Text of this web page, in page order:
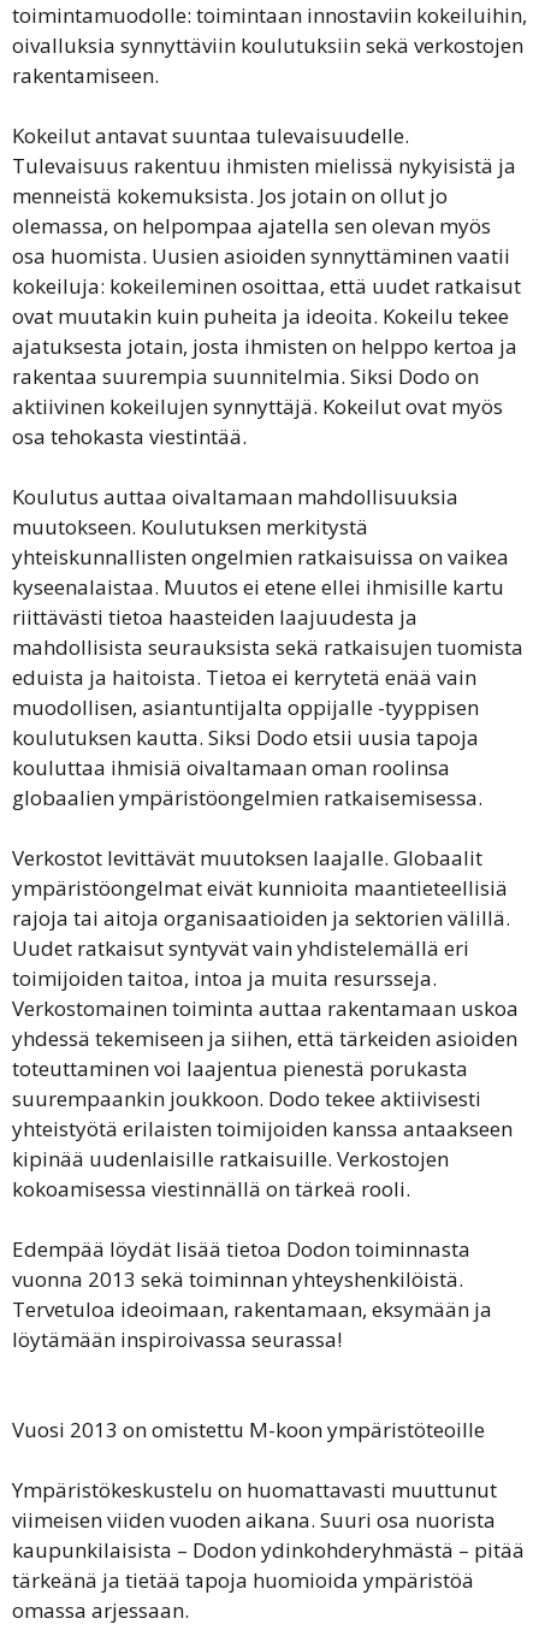
toimintamuodolle: toimintaan innostaviin kokeiluihin,
oivalluksia synnyttäviin koulutuksiin sekä verkostojen
rakentamiseen.
Kokeilut antavat suuntaa tulevaisuudelle.
Tulevaisuus rakentuu ihmisten mielissä nykyisistä ja
menneistä kokemuksista. Jos jotain on ollut jo
olemassa, on helpompaa ajatella sen olevan myös
osa huomista. Uusien asioiden synnyttäminen vaatii
kokeiluja: kokeileminen osoittaa, että uudet ratkaisut
ovat muutakin kuin puheita ja ideoita. Kokeilu tekee
ajatuksesta jotain, josta ihmisten on helppo kertoa ja
rakentaa suurempia suunnitelmia. Siksi Dodo on
aktiivinen kokeilujen synnyttäjä. Kokeilut ovat myös
osa tehokasta viestintää.
Koulutus auttaa oivaltamaan mahdollisuuksia
muutokseen. Koulutuksen merkitystä
yhteiskunnallisten ongelmien ratkaisuissa on vaikea
kyseenalaistaa. Muutos ei etene ellei ihmisille kartu
riittävästi tietoa haasteiden laajuudesta ja
mahdollisista seurauksista sekä ratkaisujen tuomista
eduista ja haitoista. Tietoa ei kerrytetä enää vain
muodollisen, asiantuntijalta oppijalle -tyyppisen
koulutuksen kautta. Siksi Dodo etsii uusia tapoja
kouluttaa ihmisiä oivaltamaan oman roolinsa
globaalien ympäristöongelmien ratkaisemisessa.
Verkostot levittävät muutoksen laajalle. Globaalit
ympäristöongelmat eivät kunnioita maantieteellisiä
rajoja tai aitoja organisaatioiden ja sektorien välillä.
Uudet ratkaisut syntyvät vain yhdistelemällä eri
toimijoiden taitoa, intoa ja muita resursseja.
Verkostomainen toiminta auttaa rakentamaan uskoa
yhdessä tekemiseen ja siihen, että tärkeiden asioiden
toteuttaminen voi laajentua pienestä porukasta
suurempaankin joukkoon. Dodo tekee aktiivisesti
yhteistyötä erilaisten toimijoiden kanssa antaakseen
kipinää uudenlaisille ratkaisuille. Verkostojen
kokoamisessa viestinnällä on tärkeä rooli.
Edempää löydät lisää tietoa Dodon toiminnasta
vuonna 2013 sekä toiminnan yhteyshenkilöistä.
Tervetuloa ideoimaan, rakentamaan, eksymään ja
löytämään inspiroivassa seurassa!
Vuosi 2013 on omistettu M-koon ympäristöteoille
Ympäristökeskustelu on huomattavasti muuttunut
viimeisen viiden vuoden aikana. Suuri osa nuorista
kaupunkilaisista – Dodon ydinkohderyhmästä – pitää
tärkeänä ja tietää tapoja huomioida ympäristöä
omassa arjessaan.